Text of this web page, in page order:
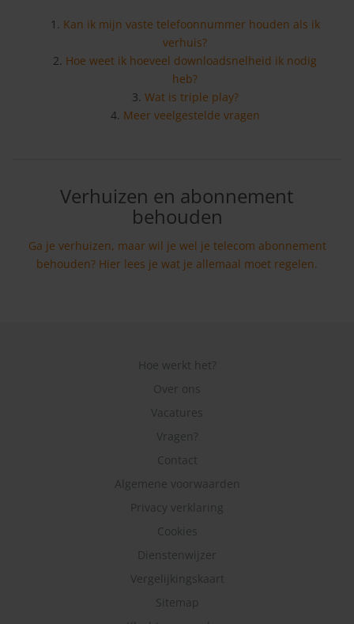
Kan ik mijn vaste telefoonnummer houden als ik
verhuis?
Hoe weet ik hoeveel downloadsnelheid ik nodig
heb?
Wat is triple play?
Meer veelgestelde vragen
Verhuizen en abonnement
behouden
Ga je verhuizen, maar wil je wel je telecom abonnement
behouden? Hier lees je wat je allemaal moet regelen.
Hoe werkt het?
Over ons
Vacatures
Vragen?
Contact
Algemene voorwaarden
Privacy verklaring
Cookies
Dienstenwijzer
Vergelijkingskaart
Sitemap